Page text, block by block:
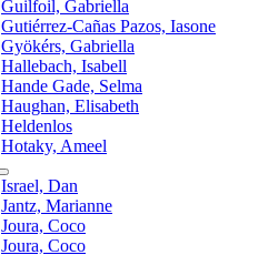
Guilfoil, Gabriella
Gutiérrez-Cañas Pazos, Iasone
Gyökérs, Gabriella
Hallebach, Isabell
Hande Gade, Selma
Haughan, Elisabeth
Heldenlos
Hotaky, Ameel
Israel, Dan
Jantz, Marianne
Joura, Coco
Joura, Coco